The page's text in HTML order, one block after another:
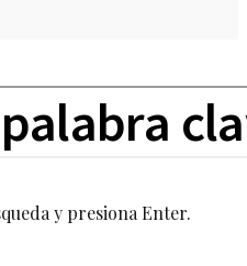
y presiona Enter.